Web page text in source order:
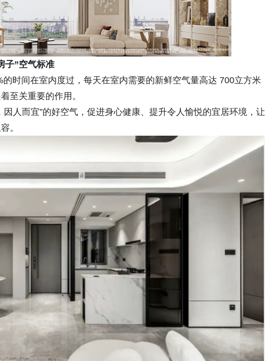
子”空气标准
时间在室内度过，每天在室内需要的新鲜空气量高达 700立方米
至关重要的作用。
人而宜”的好空气，促进身心健康、提升令人愉悦的宜居环境，让
。